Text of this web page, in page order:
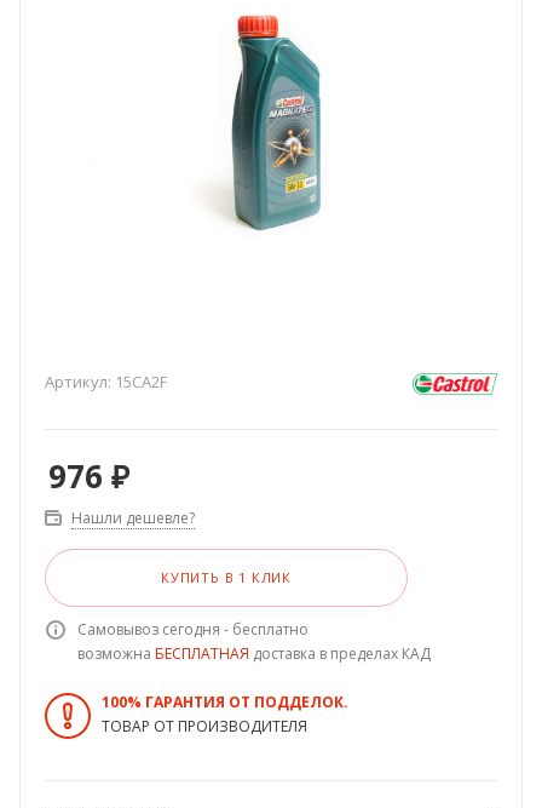
Артикул: 15CA2F
976 ₽
Нашли дешевле?
КУПИТЬ В 1 КЛИК
Самовывоз сегодня - бесплатно
возможна БЕСПЛАТНАЯ доставка в пределах КАД
100% ГАРАНТИЯ ОТ ПОДДЕЛОК.
ТОВАР ОТ ПРОИЗВОДИТЕЛЯ